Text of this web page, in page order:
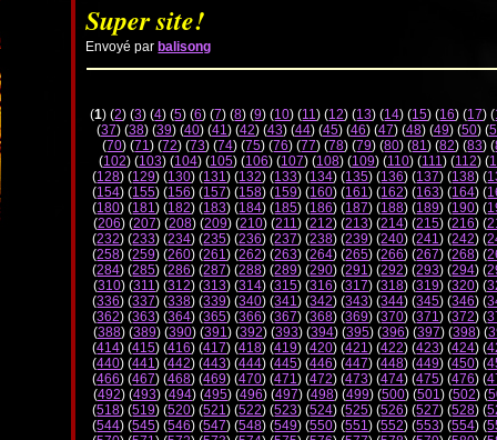
Super site!
Envoyé par balisong
(1) (2) (3) (4) (5) (6) (7) (8) (9) (10) (11) (12) (13) (14) (15) (16) (17) (
(37) (38) (39) (40) (41) (42) (43) (44) (45) (46) (47) (48) (49) (50) (
(70) (71) (72) (73) (74) (75) (76) (77) (78) (79) (80) (81) (82) (83) (
(102) (103) (104) (105) (106) (107) (108) (109) (110) (111) (112) (
(128) (129) (130) (131) (132) (133) (134) (135) (136) (137) (138) (
(154) (155) (156) (157) (158) (159) (160) (161) (162) (163) (164) (
(180) (181) (182) (183) (184) (185) (186) (187) (188) (189) (190) (
(206) (207) (208) (209) (210) (211) (212) (213) (214) (215) (216) (
(232) (233) (234) (235) (236) (237) (238) (239) (240) (241) (242) (
(258) (259) (260) (261) (262) (263) (264) (265) (266) (267) (268) (
(284) (285) (286) (287) (288) (289) (290) (291) (292) (293) (294) (
(310) (311) (312) (313) (314) (315) (316) (317) (318) (319) (320) (
(336) (337) (338) (339) (340) (341) (342) (343) (344) (345) (346) (
(362) (363) (364) (365) (366) (367) (368) (369) (370) (371) (372) (
(388) (389) (390) (391) (392) (393) (394) (395) (396) (397) (398) (
(414) (415) (416) (417) (418) (419) (420) (421) (422) (423) (424) (
(440) (441) (442) (443) (444) (445) (446) (447) (448) (449) (450) (
(466) (467) (468) (469) (470) (471) (472) (473) (474) (475) (476) (
(492) (493) (494) (495) (496) (497) (498) (499) (500) (501) (502) (
(518) (519) (520) (521) (522) (523) (524) (525) (526) (527) (528) (
(544) (545) (546) (547) (548) (549) (550) (551) (552) (553) (554) (